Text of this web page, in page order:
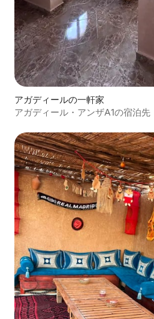
アガディールの一軒家
アガディール・アンザA1の宿泊先